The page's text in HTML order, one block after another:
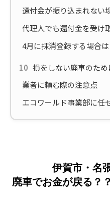
還付金が振り込まれない
代理人でも還付金を受け
4月に抹消登録する場合は
損をしない廃車のた
業者に頼む際の注意点
エコワールド事業部に任
伊賀市・名
廃車でお金が戻る？